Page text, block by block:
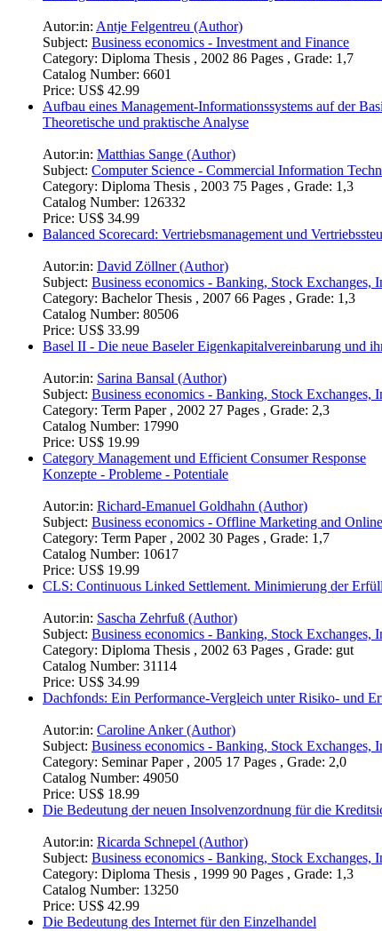
Autor:in: Antje Felgentreu (Author)
Subject: Business economics - Investment and Finance
Category: Diploma Thesis , 2002 86 Pages , Grade: 1,7
Catalog Number: 6601
Price: US$ 42.99
Aufbau eines Management-Informationssystems auf der
Theoretische und praktische Analyse
Autor:in: Matthias Sange (Author)
Subject: Computer Science - Commercial Information
Category: Diploma Thesis , 2003 75 Pages , Grade: 1,3
Catalog Number: 126332
Price: US$ 34.99
Balanced Scorecard: Vertriebsmanagement und
Autor:in: David Zöllner (Author)
Subject: Business economics - Banking, Stock Exchanges,
Category: Bachelor Thesis , 2007 66 Pages , Grade: 1,3
Catalog Number: 80506
Price: US$ 33.99
Basel II - Die neue Baseler Eigenkapitalvereinbarung und
Autor:in: Sarina Bansal (Author)
Subject: Business economics - Banking, Stock Exchanges,
Category: Term Paper , 2002 27 Pages , Grade: 2,3
Catalog Number: 17990
Price: US$ 19.99
Category Management und Efficient Consumer Response
Konzepte - Probleme - Potentiale
Autor:in: Richard-Emanuel Goldhahn (Author)
Subject: Business economics - Offline Marketing and
Category: Term Paper , 2002 30 Pages , Grade: 1,7
Catalog Number: 10617
Price: US$ 19.99
CLS: Continuous Linked Settlement. Minimierung der
Autor:in: Sascha Zehrfuß (Author)
Subject: Business economics - Banking, Stock Exchanges,
Category: Diploma Thesis , 2002 63 Pages , Grade: gut
Catalog Number: 31114
Price: US$ 34.99
Dachfonds: Ein Performance-Vergleich unter Risiko- und
Autor:in: Caroline Anker (Author)
Subject: Business economics - Banking, Stock Exchanges,
Category: Seminar Paper , 2005 17 Pages , Grade: 2,0
Catalog Number: 49050
Price: US$ 18.99
Die Bedeutung der neuen Insolvenzordnung für die
Autor:in: Ricarda Schnepel (Author)
Subject: Business economics - Banking, Stock Exchanges,
Category: Diploma Thesis , 1999 90 Pages , Grade: 1,3
Catalog Number: 13250
Price: US$ 42.99
Die Bedeutung des Internet für den Einzelhandel